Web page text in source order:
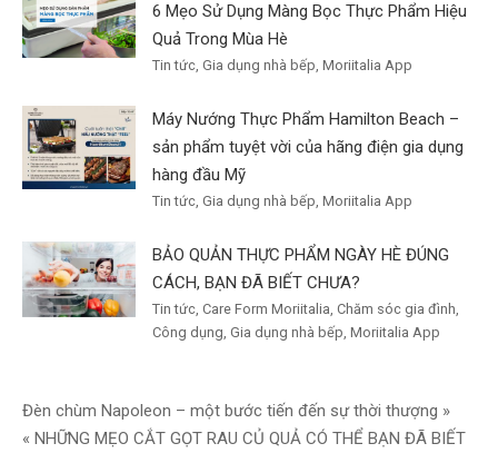
6 Mẹo Sử Dụng Màng Bọc Thực Phẩm Hiệu
Quả Trong Mùa Hè
Tin tức, Gia dụng nhà bếp, Moriitalia App
Máy Nướng Thực Phẩm Hamilton Beach –
sản phẩm tuyệt vời của hãng điện gia dụng
hàng đầu Mỹ
Tin tức, Gia dụng nhà bếp, Moriitalia App
BẢO QUẢN THỰC PHẨM NGÀY HÈ ĐÚNG
CÁCH, BẠN ĐÃ BIẾT CHƯA?
Tin tức, Care Form Moriitalia, Chăm sóc gia đình,
Công dụng, Gia dụng nhà bếp, Moriitalia App
Điều
Đèn chùm Napoleon – một bước tiến đến sự thời thượng »
« NHỮNG MẸO CẮT GỌT RAU CỦ QUẢ CÓ THỂ BẠN ĐÃ BIẾT